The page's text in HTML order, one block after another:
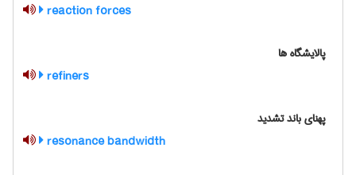
reaction forces
پالایشگاه ها
refiners
پهنای باند تشدید
resonance bandwidth